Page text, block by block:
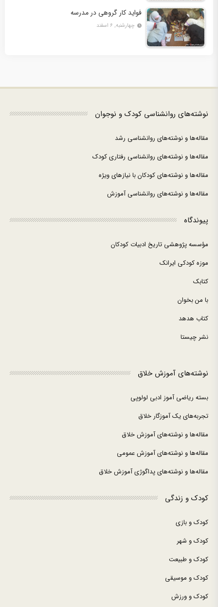
فواید کار گروهی در مدرسه
چهارشنبه, ۶ اسفند
نوشته‌های روانشناسی کودک و نوجوان
مقاله‌ها و نوشته‌های روانشناسی رشد
مقاله‌ها و نوشته‌های روانشناسی رفتاری کودک
مقاله‌ها و نوشته‌های کودکان با نیازهای ویژه
مقاله‌ها و نوشته‌های روانشناسی آموزش
پیوندگاه
مؤسسه پژوهشی تاریخ ادبیات کودکان
موزه کودکی ایرانک
کتابک
با من بخوان
کتاب هدهد
نشر چیستا
نوشته‌های آموزش خلاق
بسته ریاضی آموز ادبی لولوپی
تجربه‌های یک آموزگار خلاق
مقاله‌ها و نوشته‌های آموزش خلاق
مقاله‌ها و نوشته‌های آموزش عمومی
مقاله‌ها و نوشته‌های پداگوژی آموزش خلاق
کودک و زندگی
کودک و بازی
کودک و شهر
کودک و طبیعت
کودک و موسیقی
کودک و ورزش